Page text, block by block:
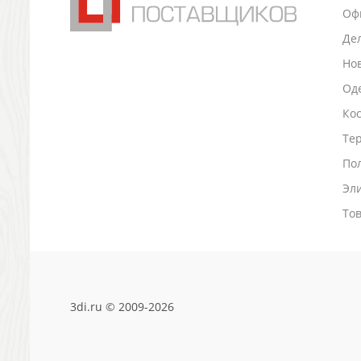
Антистрессы
Визитницы настольные
3di.ru © 2009-2026